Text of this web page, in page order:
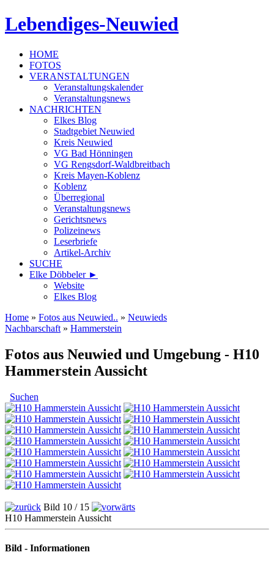
Lebendiges-Neuwied
HOME
FOTOS
VERANSTALTUNGEN
Veranstaltungskalender
Veranstaltungsnews
NACHRICHTEN
Elkes Blog
Stadtgebiet Neuwied
Kreis Neuwied
VG Bad Hönningen
VG Rengsdorf-Waldbreitbach
Kreis Mayen-Koblenz
Koblenz
Überregional
Veranstaltungsnews
Gerichtsnews
Polizeinews
Leserbriefe
Artikel-Archiv
SUCHE
Elke Döbbeler ►
Website
Elkes Blog
Home » Fotos aus Neuwied.. » Neuwieds
Nachbarschaft » Hammerstein
Fotos aus Neuwied und Umgebung - H10
Hammerstein Aussicht
Suchen
Bild 10 / 15
H10 Hammerstein Aussicht
Bild - Informationen